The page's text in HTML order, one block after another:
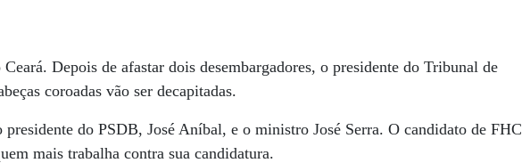
Depois de afastar dois desembargadores, o presidente do Tribunal de
coroadas vão ser decapitadas.
presidente do PSDB, José Aníbal, e o ministro José Serra. O candidato de FHC
mais trabalha contra sua candidatura.